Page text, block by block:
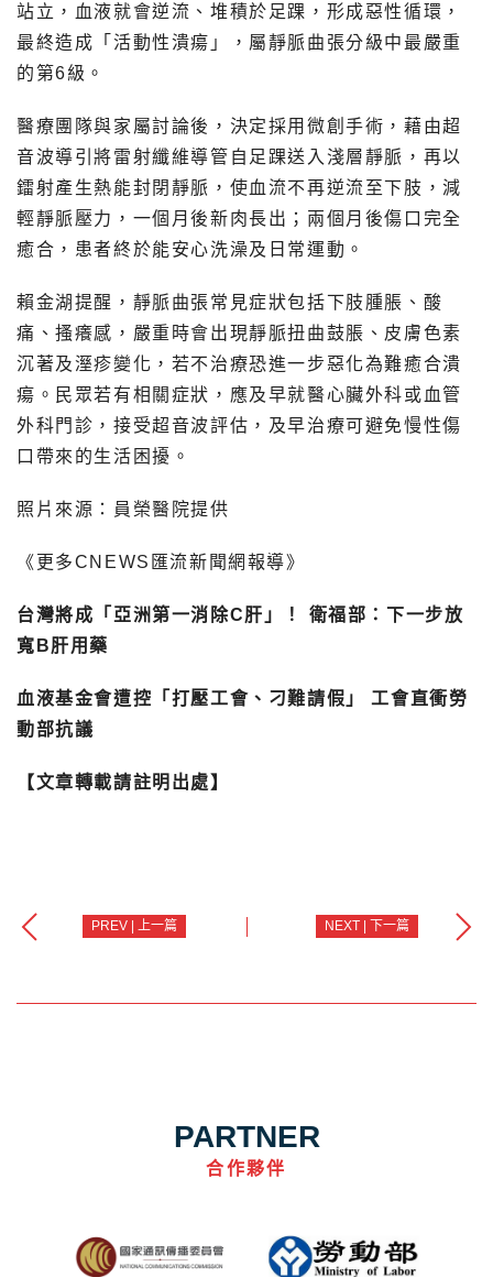
站立，血液就會逆流、堆積於足踝，形成惡性循環，
最終造成「活動性潰瘍」，屬靜脈曲張分級中最嚴重
的第6級。
醫療團隊與家屬討論後，決定採用微創手術，藉由超
音波導引將雷射纖維導管自足踝送入淺層靜脈，再以
鐳射產生熱能封閉靜脈，使血流不再逆流至下肢，減
輕靜脈壓力，一個月後新肉長出；兩個月後傷口完全
癒合，患者終於能安心洗澡及日常運動。
賴金湖提醒，靜脈曲張常見症狀包括下肢腫脹、酸
痛、搔癢感，嚴重時會出現靜脈扭曲鼓脹、皮膚色素
沉著及溼疹變化，若不治療恐進一步惡化為難癒合潰
瘍。民眾若有相關症狀，應及早就醫心臟外科或血管
外科門診，接受超音波評估，及早治療可避免慢性傷
口帶來的生活困擾。
照片來源：員榮醫院提供
《更多CNEWS匯流新聞網報導》
台灣將成「亞洲第一消除C肝」！ 衛福部：下一步放
寬B肝用藥
血液基金會遭控「打壓工會、刁難請假」 工會直衝勞
動部抗議
【文章轉載請註明出處】
PREV | 上一篇 NEXT | 下一篇
PARTNER
合作夥伴